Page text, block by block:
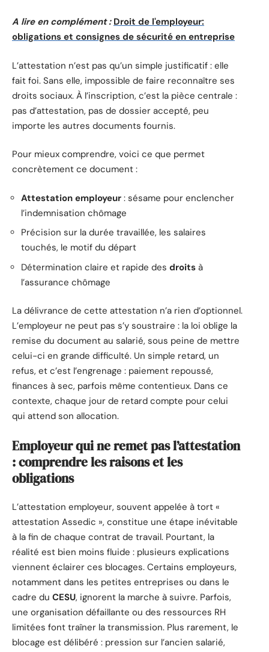
A lire en complément : Droit de l'employeur:
obligations et consignes de sécurité en entreprise
L’attestation n’est pas qu’un simple justificatif : elle
fait foi. Sans elle, impossible de faire reconnaître ses
droits sociaux. À l’inscription, c’est la pièce centrale :
pas d’attestation, pas de dossier accepté, peu
importe les autres documents fournis.
Pour mieux comprendre, voici ce que permet
concrètement ce document :
Attestation employeur : sésame pour enclencher
l’indemnisation chômage
Précision sur la durée travaillée, les salaires
touchés, le motif du départ
Détermination claire et rapide des droits à
l’assurance chômage
La délivrance de cette attestation n’a rien d’optionnel.
L’employeur ne peut pas s’y soustraire : la loi oblige la
remise du document au salarié, sous peine de mettre
celui-ci en grande difficulté. Un simple retard, un
refus, et c’est l’engrenage : paiement repoussé,
finances à sec, parfois même contentieux. Dans ce
contexte, chaque jour de retard compte pour celui
qui attend son allocation.
Employeur qui ne remet pas l’attestation
: comprendre les raisons et les
obligations
L’attestation employeur, souvent appelée à tort «
attestation Assedic », constitue une étape inévitable
à la fin de chaque contrat de travail. Pourtant, la
réalité est bien moins fluide : plusieurs explications
viennent éclairer ces blocages. Certains employeurs,
notamment dans les petites entreprises ou dans le
cadre du CESU, ignorent la marche à suivre. Parfois,
une organisation défaillante ou des ressources RH
limitées font traîner la transmission. Plus rarement, le
blocage est délibéré : pression sur l’ancien salarié,